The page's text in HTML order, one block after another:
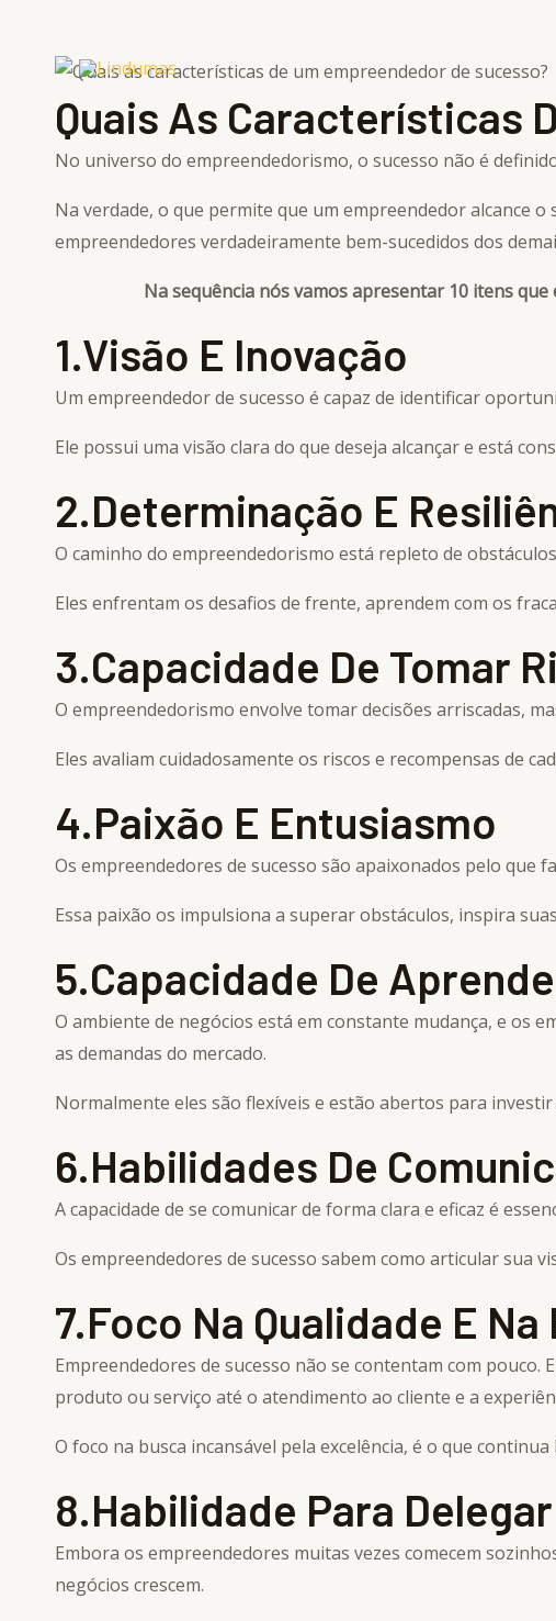
conteúdoQuais As Características
No universo do empreendedorismo, o sucesso não é
Na verdade, o que permite que um empreendedor alcance
empreendedores verdadeiramente bem-sucedidos dos
Na sequência nós vamos apresentar 10 itens
1.Visão E Inovação
Um empreendedor de sucesso é capaz de identificar
Ele possui uma visão clara do que deseja alcançar e está
2.Determinação E
O caminho do empreendedorismo está repleto de
Eles enfrentam os desafios de frente, aprendem com os
3.Capacidade De Tomar
O empreendedorismo envolve tomar decisões arriscadas,
Eles avaliam cuidadosamente os riscos e recompensas de
4.Paixão E Entusiasmo
Os empreendedores de sucesso são apaixonados pelo que
Essa paixão os impulsiona a superar obstáculos, inspira
5.Capacidade De
O ambiente de negócios está em constante mudança, e os
as demandas do mercado.
Normalmente eles são flexíveis e estão abertos para
6.Habilidades De
A capacidade de se comunicar de forma clara e eficaz é
Os empreendedores de sucesso sabem como articular sua
7.Foco Na Qualidade E
Empreendedores de sucesso não se contentam com pouco.
produto ou serviço até o atendimento ao cliente e a
O foco na busca incansável pela excelência, é o que
8.Habilidade Para
Embora os empreendedores muitas vezes comecem
negócios crescem.